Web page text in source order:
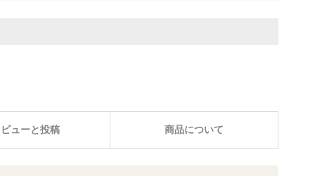
ビューと投稿 商品について